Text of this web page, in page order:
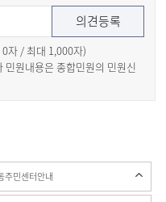
0자 / 최대 1,000자)
민원내용은 종합민원의 민원신
주민센터안내